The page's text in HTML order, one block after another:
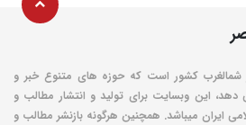
شمالغرب کشور است که حوزه های متنوع خبر و
این وبسایت برای تولید و انتشار مطالب و
ایران میباشد. همچنین هرگونه بازنشر مطالب و